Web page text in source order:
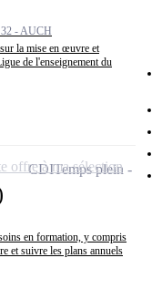
32 - AUCH
la mise en œuvre et
de l'enseignement du
en formation, y compris
et suivre les plans annuels
CDITemps plein
offre à ma sélection